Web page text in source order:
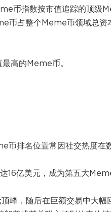
币指数按市值追踪的顶级
币占整个Meme币领域总资
高的Meme币。
币排名位置常因社交热度在
16亿美元，成为第五大
峰，随后在巨额交易中大幅